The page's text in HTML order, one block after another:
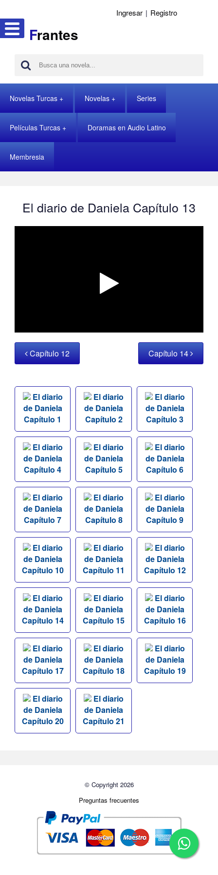
Frantes
Ingresar | Registro
Novelas Turcas Novelas Series
Películas Turcas Doramas en Audio Latino
Membresia
El diario de Daniela Capítulo 13
Capítulo 12 Capítulo 14
El diario
de Daniela
Capítulo 1
El diario
de Daniela
Capítulo 2
El diario
de Daniela
Capítulo 3
El diario
de Daniela
Capítulo 4
El diario
de Daniela
Capítulo 5
El diario
de Daniela
Capítulo 6
El diario
de Daniela
Capítulo 7
El diario
de Daniela
Capítulo 8
El diario
de Daniela
Capítulo 9
El diario
de Daniela
Capítulo 10
El diario
de Daniela
Capítulo 11
El diario
de Daniela
Capítulo 12
El diario
de Daniela
Capítulo 14
El diario
de Daniela
Capítulo 15
El diario
de Daniela
Capítulo 16
El diario
de Daniela
Capítulo 17
El diario
de Daniela
Capítulo 18
El diario
de Daniela
Capítulo 19
El diario
de Daniela
Capítulo 20
El diario
de Daniela
Capítulo 21
© Copyright 2026
Preguntas frecuentes